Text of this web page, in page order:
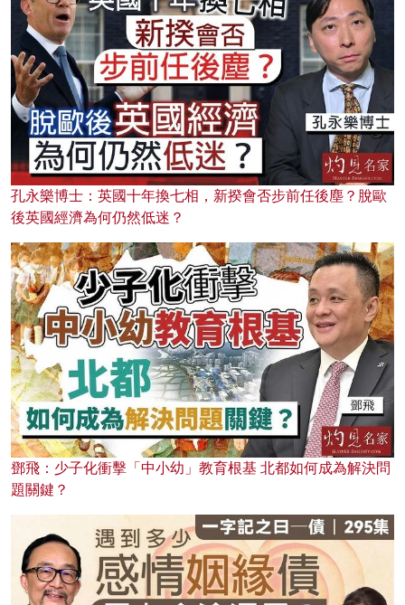
孔永樂博士：英國十年換七相，新揆會否步前任後塵？脫歐
後英國經濟為何仍然低迷？
鄧飛：少子化衝擊「中小幼」教育根基 北都如何成為解決問
題關鍵？